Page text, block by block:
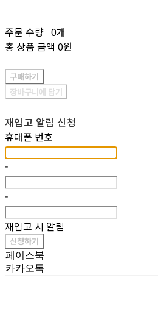
주문 수량 0개
총 상품 금액 0원
구매하기
장바구니에 담기
재입고 알림 신청
휴대폰 번호
-
-
재입고 시 알림
신청하기
페이스북
카카오톡